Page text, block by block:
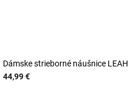
Dámske strieborné náušnice LEAH
44,99 €